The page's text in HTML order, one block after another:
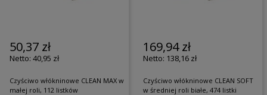
50,37 zł
40,95 zł
Czyściwo włókninowe CLEAN MAX w
małej roli, 112 listków
169,94 zł
138,16 zł
Czyściwo włókninowe CLEAN SOFT
w średniej roli białe, 474 listki